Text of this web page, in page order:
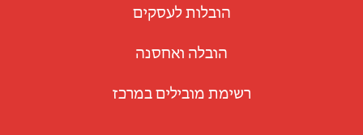
הובלות לעסקים
הובלה ואחסנה
רשימת מובילים במרכז